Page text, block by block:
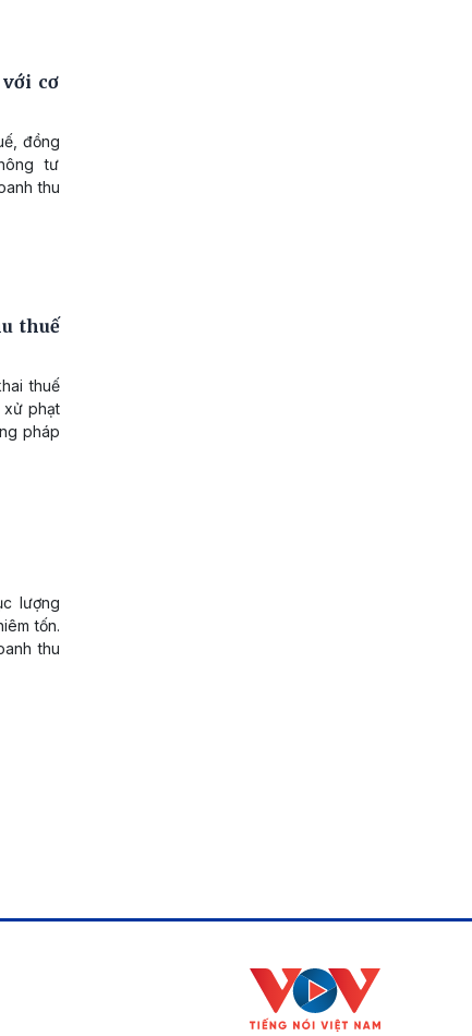
cơ
đồng
tư
thu
thuế
thuế
xử phạt
pháp
lượng
tốn.
thu